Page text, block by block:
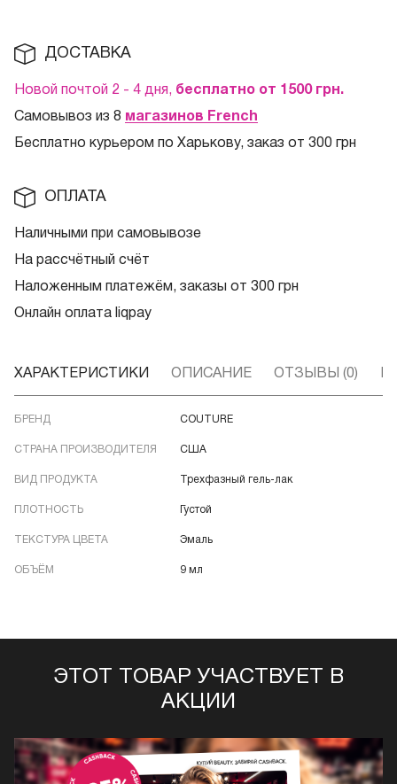
ДОСТАВКА
Новой почтой 2 - 4 дня, бесплатно от 1500 грн.
Самовывоз из 8 магазинов French
Бесплатно курьером по Харькову, заказ от 300 грн
ОПЛАТА
Наличными при самовывозе
На рассчётный счёт
Наложенным платежём, заказы от 300 грн
Онлайн оплата liqpay
ХАРАКТЕРИСТИКИ ОПИСАНИЕ ОТЗЫВЫ (0)
БРЕНД COUTURE
СТРАНА ПРОИЗВОДИТЕЛЯ США
ВИД ПРОДУКТА Трехфазный гель-лак
ПЛОТНОСТЬ Густой
ТЕКСТУРА ЦВЕТА Эмаль
ОБЪЁМ 9 мл
ЭТОТ ТОВАР УЧАСТВУЕТ В
АКЦИИ